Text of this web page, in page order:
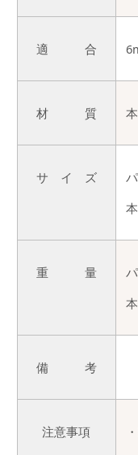
適 合
材 質
サ イ ズ
重 量
備 考
注意事項